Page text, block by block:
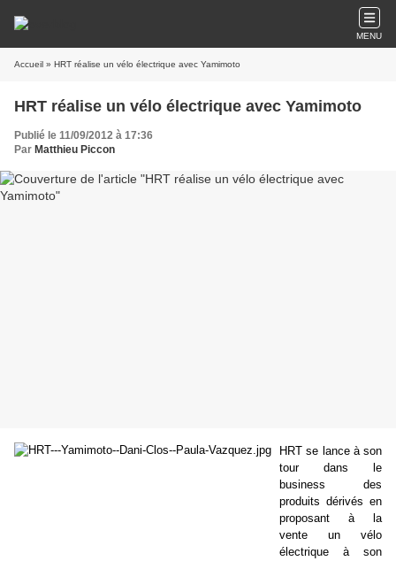
MENU
Accueil » HRT réalise un vélo électrique avec Yamimoto
HRT réalise un vélo électrique avec Yamimoto
Publié le 11/09/2012 à 17:36
Par Matthieu Piccon
HRT se lance à son
tour dans le
business des
produits dérivés en
proposant à la
vente un vélo
électrique à son